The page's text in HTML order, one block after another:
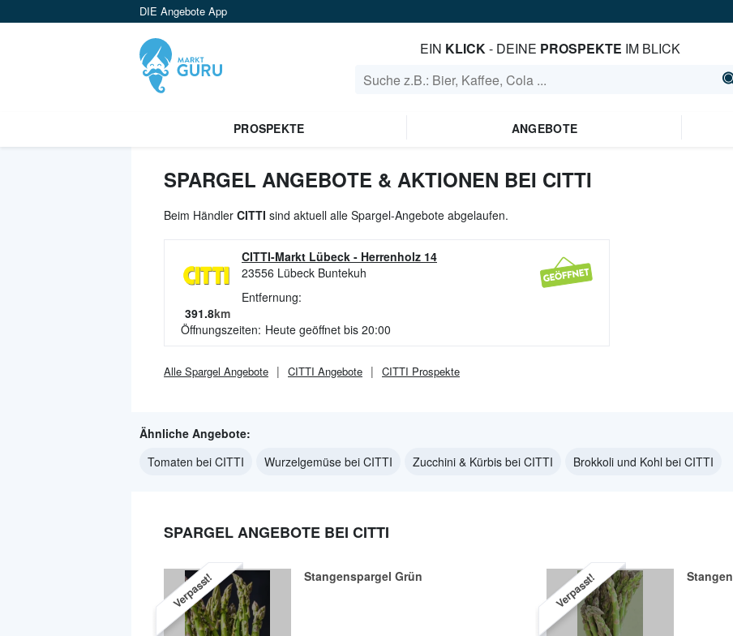
DIE Angebote App
EIN KLICK- DEINE PROSPEKTE IM BLICK
PROSPEKTE ANGEBOTE
SPARGEL ANGEBOTE & AKTIONEN BEI CITTI
Beim Händler CITTI sind aktuell alle Spargel-Angebote abgelaufen.
CITTI-Markt Lübeck - Herrenholz 14
23556 Lübeck Buntekuh
Entfernung:
391.8km
Öffnungszeiten: Heute geöffnet bis 20:00
Alle Spargel Angebote CITTI Angebote CITTI Prospekte
Ähnliche Angebote:
Tomaten bei CITTI
Wurzelgemüse bei CITTI Zucchini & Kürbis bei CITTI Brokkoli und Kohl bei CITTI
SPARGEL ANGEBOTE BEI CITTI
Verpasst! Stangenspargel Grün Verpasst!